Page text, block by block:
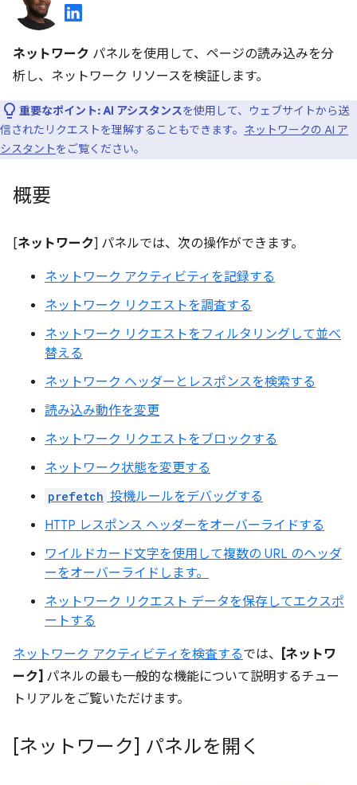
ネットワーク パネルを使用して、ページの読み込みを分
析し、ネットワーク リソースを検証します。
重要なポイント:AI アシスタンスを使用して、ウェブサイトから送
信されたリクエストを理解することもできます。 ネットワークの AI ア
シスタントをご覧ください。
概要
[ネットワーク] パネルでは、次の操作ができます。
ネットワーク アクティビティを記録する
ネットワーク リクエストを調査する
ネットワーク リクエストをフィルタリングして並べ
替える
ネットワーク ヘッダーとレスポンスを検索する
読み込み動作を変更
ネットワーク リクエストをブロックする
ネットワーク状態を変更する
prefetch 投機ルールをデバッグする
HTTP レスポンス ヘッダーをオーバーライドする
ワイルドカード文字を使用して複数の URL のヘッダ
ーをオーバーライドします。
ネットワーク リクエスト データを保存してエクスポ
ートする
ネットワーク アクティビティを検査するでは、
[ネットワ
ーク] パネルの最も一般的な機能について説明するチュー
トリアルをご覧いただけます。
[ネットワーク] パネルを開く